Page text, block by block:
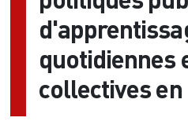
quotidiennes
collectives